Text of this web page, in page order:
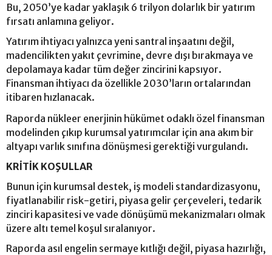
Bu, 2050’ye kadar yaklaşık 6 trilyon dolarlık bir yatırım
fırsatı anlamına geliyor.
Yatırım ihtiyacı yalnızca yeni santral inşaatını değil,
madencilikten yakıt çevrimine, devre dışı bırakmaya ve
depolamaya kadar tüm değer zincirini kapsıyor.
Finansman ihtiyacı da özellikle 2030’ların ortalarından
itibaren hızlanacak.
Raporda nükleer enerjinin hükümet odaklı özel finansman
modelinden çıkıp kurumsal yatırımcılar için ana akım bir
altyapı varlık sınıfına dönüşmesi gerektiği vurgulandı.
KRİTİK KOŞULLAR
Bunun için kurumsal destek, iş modeli standardizasyonu,
fiyatlanabilir risk-getiri, piyasa gelir çerçeveleri, tedarik
zinciri kapasitesi ve vade dönüşümü mekanizmaları olmak
üzere altı temel koşul sıralanıyor.
Raporda asıl engelin sermaye kıtlığı değil, piyasa hazırlığı,